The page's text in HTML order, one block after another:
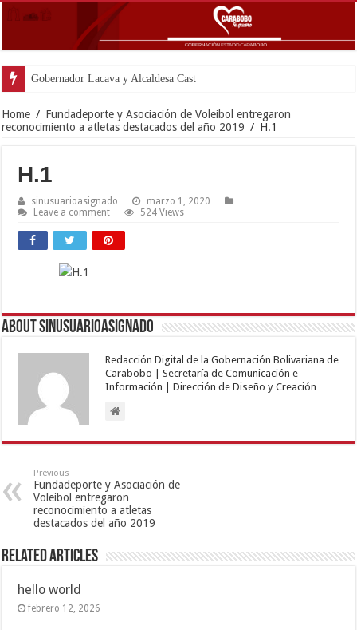
Gobernador Lacava y Alcaldesa Castillo reina
Home / Fundadeporte y Asociación de Voleibol entregaron
reconocimiento a atletas destacados del año 2019 / H.1
H.1
sinusuarioasignado
marzo 1, 2020
Leave a comment
524 Views
About sinusuarioasignado
Redacción Digital de la Gobernación Bolivariana de
Carabobo | Secretaría de Comunicación e
Información | Dirección de Diseño y Creación
Previous
Fundadeporte y Asociación de
Voleibol entregaron
reconocimiento a atletas
destacados del año 2019
Related Articles
hello world
febrero 12, 2026